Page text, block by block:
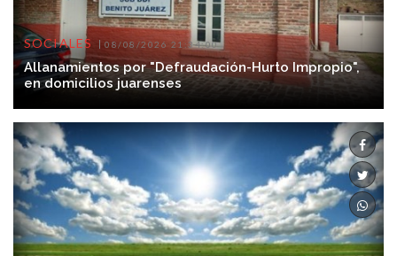
SOCIALES 08/08/2026 21:34:00
Allanamientos por "Defraudación-Hurto Impropio",
en domicilios juarenses